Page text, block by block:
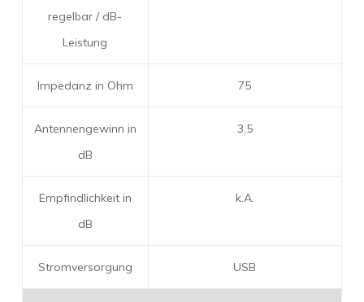
regelbar / dB-
Leistung
Impedanz in Ohm 75
Antennengewinn in
dB
3,5
Empfindlichkeit in
dB
k.A.
Stromversorgung USB